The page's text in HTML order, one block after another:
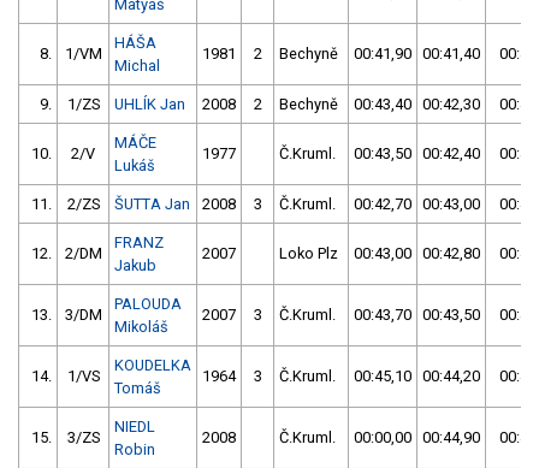
Matyáš
8. 1/VM
HÁŠA
Michal
1981 2 Bechyně 00:41,90 00:41,40
9. 1/ZS UHLÍK Jan 2008 2 Bechyně 00:43,40 00:42,30
10. 2/V
MÁČE
Lukáš
1977 Č.Kruml. 00:43,50 00:42,40
11. 2/ZS ŠUTTA Jan 2008 3 Č.Kruml. 00:42,70 00:43,00
12. 2/DM
FRANZ
Jakub
2007 Loko Plz 00:43,00 00:42,80
13. 3/DM
PALOUDA
Mikoláš
2007 3 Č.Kruml. 00:43,70 00:43,50
14. 1/VS
KOUDELKA
Tomáš
1964 3 Č.Kruml. 00:45,10 00:44,20
15. 3/ZS
NIEDL
Robin
2008 Č.Kruml. 00:00,00 00:44,90